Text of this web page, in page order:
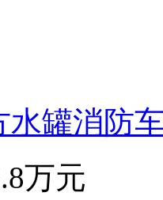
水罐消防
万元